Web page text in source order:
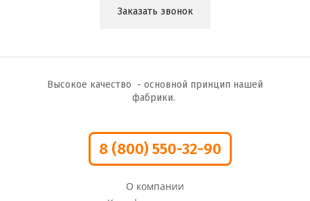
Заказать звонок
Высокое качество - основной принцип нашей
фабрики.
8 (800) 550-32-90
О компании